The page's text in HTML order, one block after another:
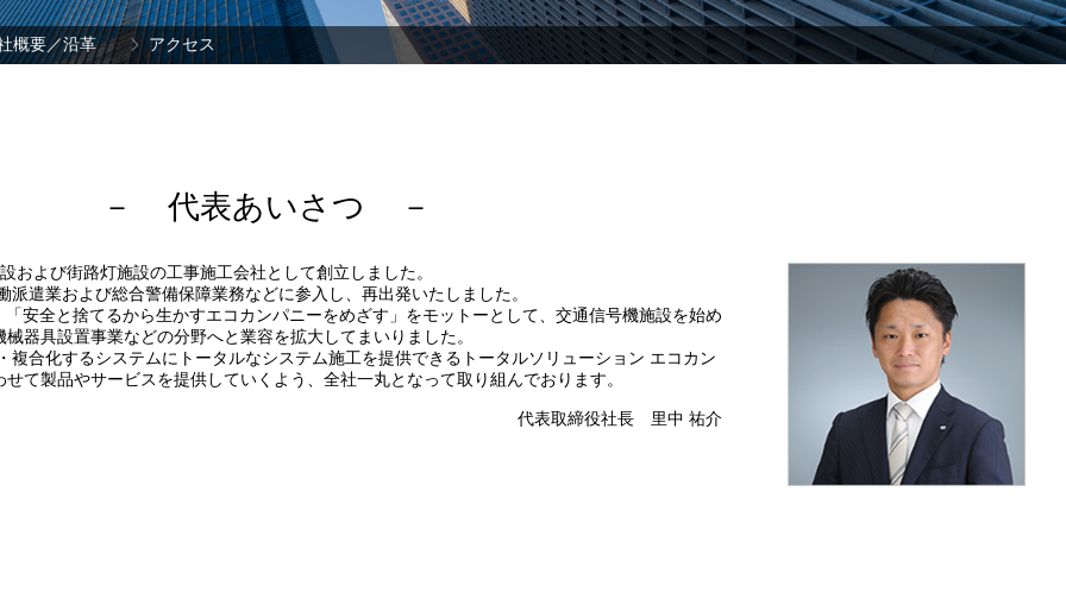
概要／沿革 アクセス
代表あいさつ
よび街路灯施設の工事施工会社として創立しました。
遣業および総合警備保障業務などに参入し、再出発いたしました。
安全と捨てるから生かすエコカンパニーをめざす」をモットーとして、交通信号機施設を始め
器具設置事業などの分野へと業容を拡大してまいりました。
合化するシステムにトータルなシステム施工を提供できるトータルソリューション エコカン
て製品やサービスを提供していくよう、全社一丸となって取り組んでおります。
代表取締役社長 里中 祐介